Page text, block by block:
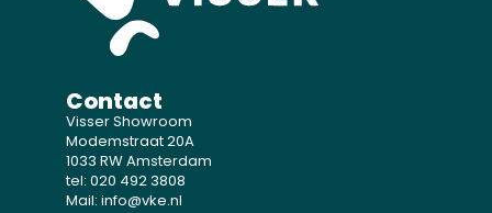
Contact
Visser Showroom
Modemstraat 20A
1033 RW Amsterdam
tel: 020 492 3808
Mail: info@vke.nl